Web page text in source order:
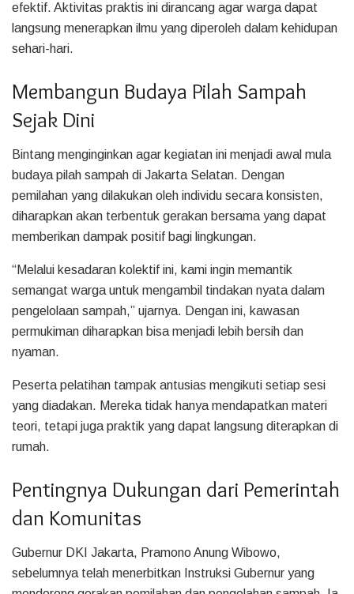
efektif. Aktivitas praktis ini dirancang agar warga dapat
langsung menerapkan ilmu yang diperoleh dalam kehidupan
sehari-hari.
Membangun Budaya Pilah Sampah
Sejak Dini
Bintang menginginkan agar kegiatan ini menjadi awal mula
budaya pilah sampah di Jakarta Selatan. Dengan
pemilahan yang dilakukan oleh individu secara konsisten,
diharapkan akan terbentuk gerakan bersama yang dapat
memberikan dampak positif bagi lingkungan.
“Melalui kesadaran kolektif ini, kami ingin memantik
semangat warga untuk mengambil tindakan nyata dalam
pengelolaan sampah,” ujarnya. Dengan ini, kawasan
permukiman diharapkan bisa menjadi lebih bersih dan
nyaman.
Peserta pelatihan tampak antusias mengikuti setiap sesi
yang diadakan. Mereka tidak hanya mendapatkan materi
teori, tetapi juga praktik yang dapat langsung diterapkan di
rumah.
Pentingnya Dukungan dari Pemerintah
dan Komunitas
Gubernur DKI Jakarta, Pramono Anung Wibowo,
sebelumnya telah menerbitkan Instruksi Gubernur yang